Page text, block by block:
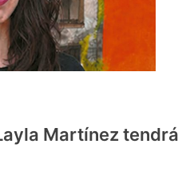
Martínez tendrá